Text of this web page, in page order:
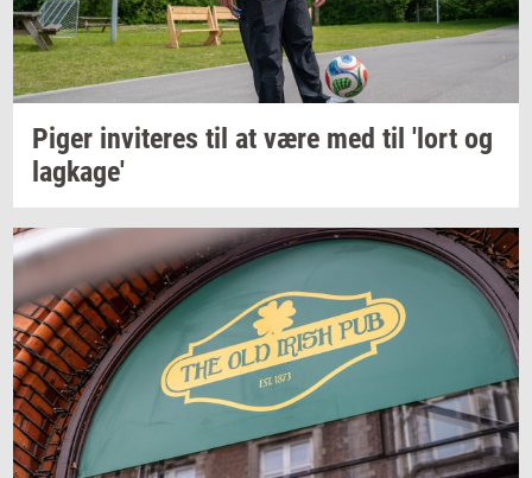
Piger in­vi­te­res til at være med til 'lort og
lag­ka­ge'